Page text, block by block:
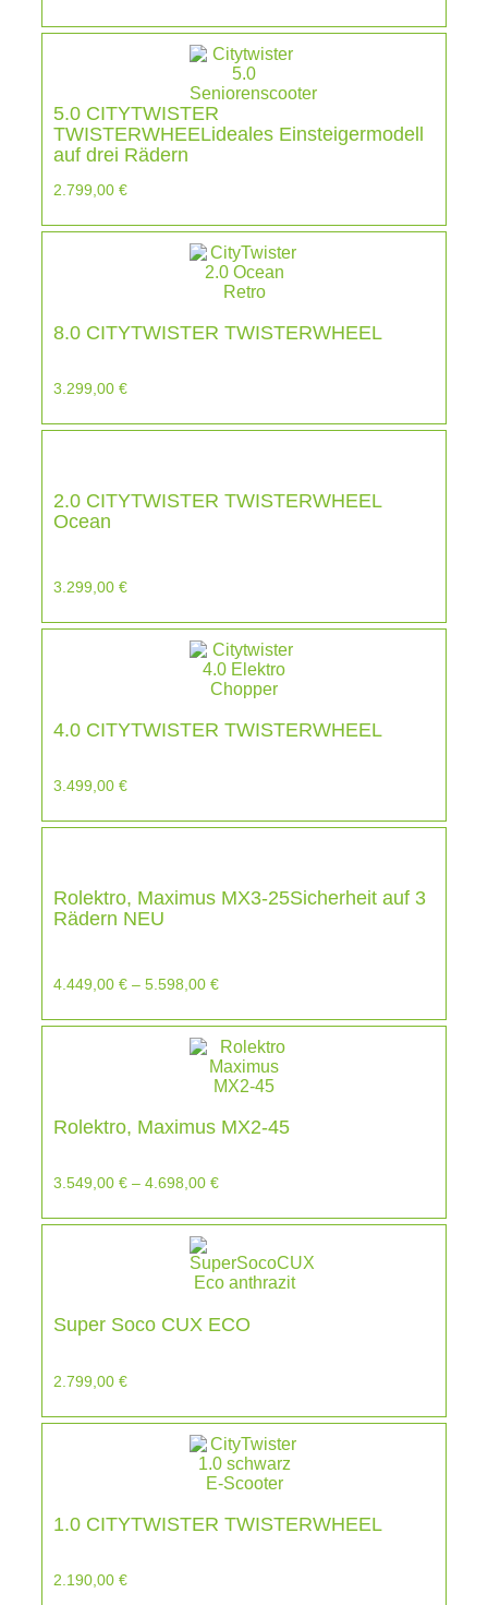
5.0 CITYTWISTER
TWISTERWHEELideales Einsteigermodell
auf drei Rädern
2.799,00 €
8.0 CITYTWISTER TWISTERWHEEL
3.299,00 €
2.0 CITYTWISTER TWISTERWHEEL
Ocean
3.299,00 €
4.0 CITYTWISTER TWISTERWHEEL
3.499,00 €
Rolektro, Maximus MX3-25Sicherheit auf 3
Rädern NEU
4.449,00 € – 5.598,00 €
Rolektro, Maximus MX2-45
3.549,00 € – 4.698,00 €
Super Soco CUX ECO
2.799,00 €
1.0 CITYTWISTER TWISTERWHEEL
2.190,00 €